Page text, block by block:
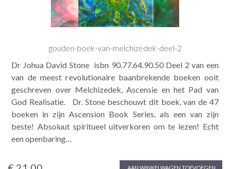
gouden-boek-van-melchizedek-deel-2
Dr Johua David Stone isbn 90.77.64.90.50 Deel 2 van een
van de meest revolutionaire baanbrekende boeken ooit
geschreven over Melchizedek, Ascensie en het Pad van
God Realisatie. Dr. Stone beschouwt dit boek, van de 47
boeken in zijn Ascension Book Series, als een van zijn
beste! Absoluut spiritueel uitverkoren om te lezen! Echt
een openbaring…